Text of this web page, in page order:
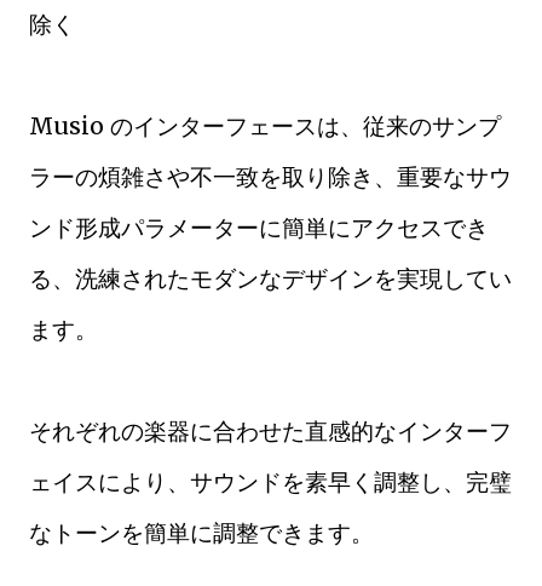
除く
Musio のインターフェースは、従来のサンプ
ラーの煩雑さや不一致を取り除き、重要なサウ
ンド形成パラメーターに簡単にアクセスでき
る、洗練されたモダンなデザインを実現してい
ます。
それぞれの楽器に合わせた直感的なインターフ
ェイスにより、サウンドを素早く調整し、完璧
なトーンを簡単に調整できます。